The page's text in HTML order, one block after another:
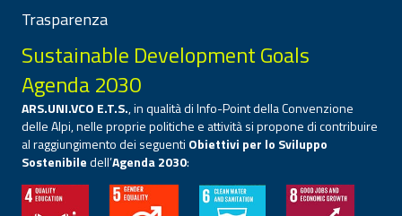
Trasparenza
Sustainable Development Goals
Agenda 2030
ARS.UNI.VCO E.T.S., in qualità di Info-Point della Convenzione
delle Alpi, nelle proprie politiche e attività si propone di contribuire
al raggiungimento dei seguenti Obiettivi per lo Sviluppo
Sostenibiledell’Agenda 2030: